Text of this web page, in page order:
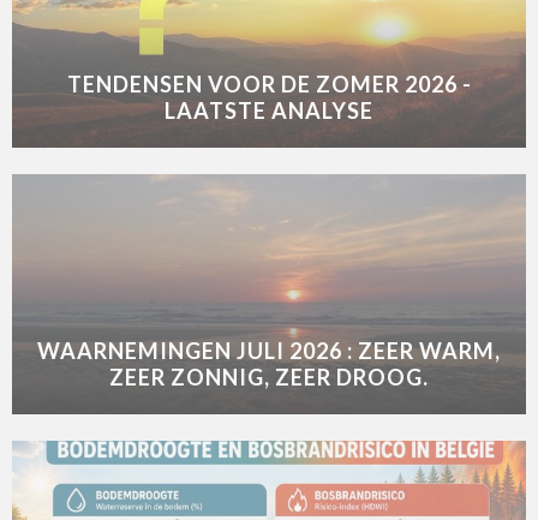
TENDENSEN VOOR DE ZOMER 2026 -
LAATSTE ANALYSE
WAARNEMINGEN JULI 2026 : ZEER WARM,
ZEER ZONNIG, ZEER DROOG.